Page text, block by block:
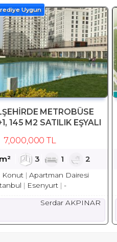
Uygun
METROBÜSE
145 M2 SATILIK EŞYALI
7,000,000 TL
3 1
2
Konut
Apartman Dairesi
Esenyurt -
Serdar AKPINAR